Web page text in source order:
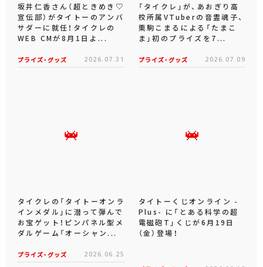
坂井仁香さん（超ときめき♡
宣伝部）がタイトーのアンバ
サダーに就任！タイクレの
WEB CMが8月1日よ...
プライズ・グッズ 2026.07.31
「タイクレ」が、あおぎり高
校所属VTuberの音霊魂子、
栗駒こまるによる「たまこ
ま」初のプライズを7...
プライズ・グッズ 2026.07.09
タイクレの「タイトーオンラ
インメダル」に潜って弾んで
お宝ゲット！ピンパネル型メ
ダルゲーム「オーシャン...
プライズ・グッズ 2026.06.25
タイトーくじオンライン -
Plus- に「とある科学の超
電磁砲T」くじが6月19日
（金）登場！